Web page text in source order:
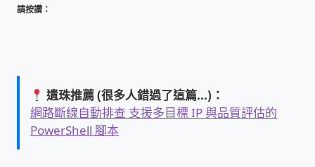
徵 伙伴
公益贊助、社會貢獻
請按讚：
遺珠推薦 (很多人錯過了這篇...)：
網路斷線自動排查 支援多目標 IP 與品質評估的
PowerShell 腳本